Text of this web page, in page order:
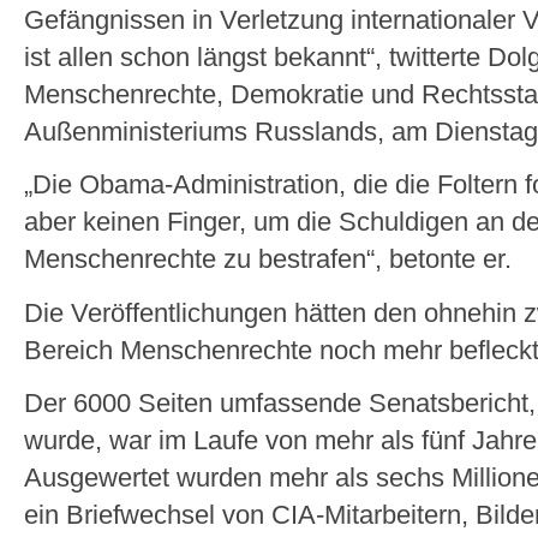
Gefängnissen in Verletzung internationaler
ist allen schon längst bekannt“, twitterte
Menschenrechte, Demokratie und
Außenministeriums Russlands, am
„Die Obama-Administration, die die Foltern
aber keinen Finger, um die Schuldigen an
Menschenrechte zu bestrafen“, betonte er.
Die Veröffentlichungen hätten den ohnehin
Bereich Menschenrechte noch mehr
Der 6000 Seiten umfassende
wurde, war im Laufe von mehr als fünf
Ausgewertet wurden mehr als sechs
ein Briefwechsel von CIA-Mitarbeitern,